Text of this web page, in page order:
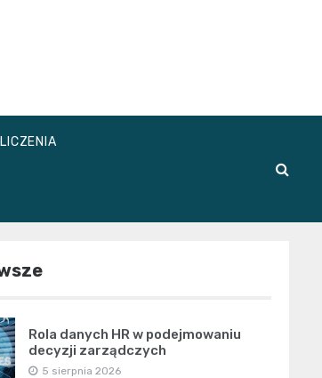
Rola danych HR w podejmowaniu
decyzji zarządczych
5 sierpnia 2026